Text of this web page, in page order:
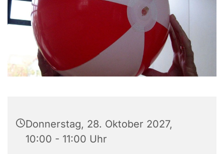
Donnerstag, 28. Oktober 2027,
10:00 - 11:00 Uhr